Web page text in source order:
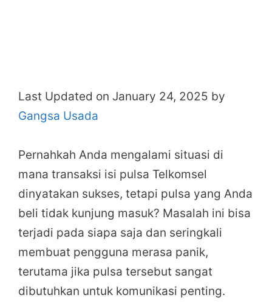
Last Updated on January 24, 2025 by
Gangsa Usada
Pernahkah Anda mengalami situasi di
mana transaksi isi pulsa Telkomsel
dinyatakan sukses, tetapi pulsa yang Anda
beli tidak kunjung masuk? Masalah ini bisa
terjadi pada siapa saja dan seringkali
membuat pengguna merasa panik,
terutama jika pulsa tersebut sangat
dibutuhkan untuk komunikasi penting.